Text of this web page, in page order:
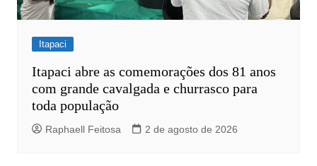
Itapaci
Itapaci abre as comemorações dos 81 anos
com grande cavalgada e churrasco para
toda população
Raphaell Feitosa 2 de agosto de 2026